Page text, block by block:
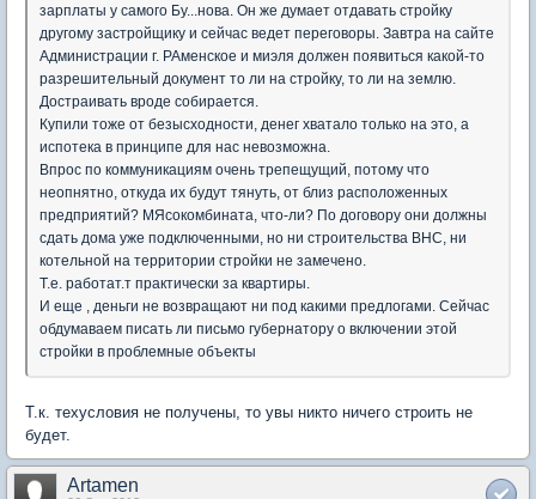
зарплаты у самого Бу...нова. Он же думает отдавать стройку
другому застройщику и сейчас ведет переговоры. Завтра на сайте
Администрации г. РАменское и миэля должен появиться какой-то
разрешительный документ то ли на стройку, то ли на землю.
Достраивать вроде собирается.
Купили тоже от безысходности, денег хватало только на это, а
испотека в принципе для нас невозможна.
Впрос по коммуникациям очень трепещущий, потому что
неопнятно, откуда их будут тянуть, от близ расположенных
предприятий? МЯсокомбината, что-ли? По договору они должны
сдать дома уже подключенными, но ни строительства ВНС, ни
котельной на территории стройки не замечено.
Т.е. работат.т практически за квартиры.
И еще , деньги не возвращают ни под какими предлогами. Сейчас
обдумаваем писать ли письмо губернатору о включении этой
стройки в проблемные объекты
Т.к. техусловия не получены, то увы никто ничего строить не
будет.
Artamen